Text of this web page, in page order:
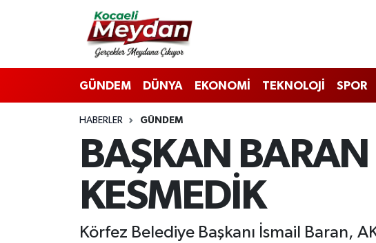
GÜNDEM DÜNYA EKONOMİ TEKNOLOJİ SPOR
HABERLER GÜNDEM
BAŞKAN
KESMEDİK
​​​​​​​Körfez Belediye Başkanı İsmail Baran,
Nöbetçi Eczaneler
Hava Durumu
Trafik Durumu
Süper Lig Puan Durumu ve Fikstür
Tüm Manşetler
Son Dakika Haberleri